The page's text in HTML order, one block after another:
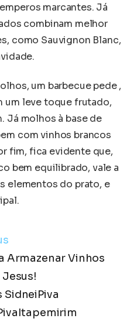
marcantes. Já
combinam melhor
como Sauvignon Blanc,
um barbecue pede ,
um leve toque frutado,
Já molhos à base de
com vinhos brancos
fim, fica evidente que,
bem equilibrado, vale a
elementos do prato, e
Armazenar Vinhos
Jesus!
SidneiPiva